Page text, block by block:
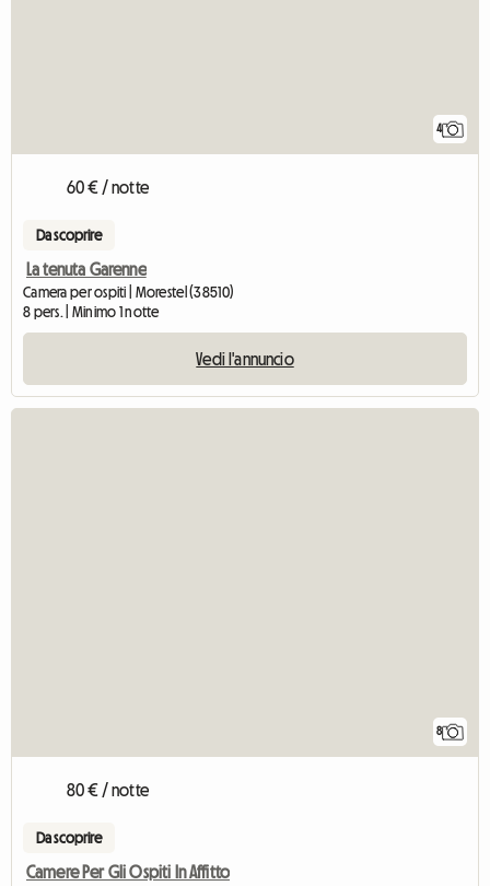
4
60 € / notte
Da scoprire
La tenuta Garenne
Camera per ospiti | Morestel (38510)
8 pers. | Minimo 1 notte
Vedi l'annuncio
8
80 € / notte
Da scoprire
Camere Per Gli Ospiti In Affitto